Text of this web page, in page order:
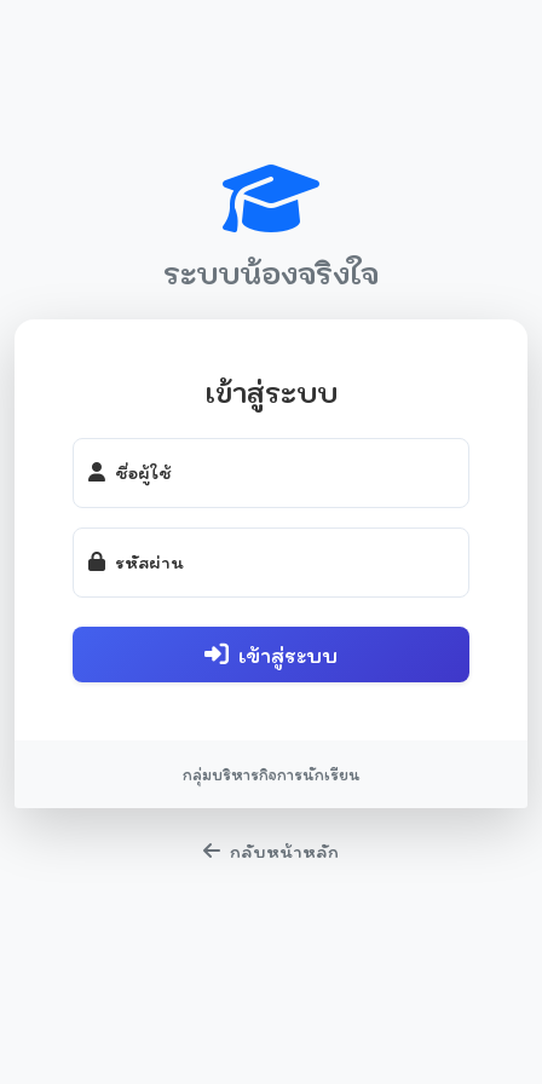
ระบบน้องจริงใจ
เข้าสู่ระบบ
ชื่อผู้ใช้
รหัสผ่าน
เข้าสู่ระบบ
กลุ่มบริหารกิจการนักเรียน
กลับหน้าหลัก